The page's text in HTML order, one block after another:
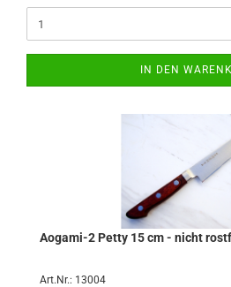
IN DEN
Aogami-2 Petty 15 cm - nicht
Art.Nr.: 13004